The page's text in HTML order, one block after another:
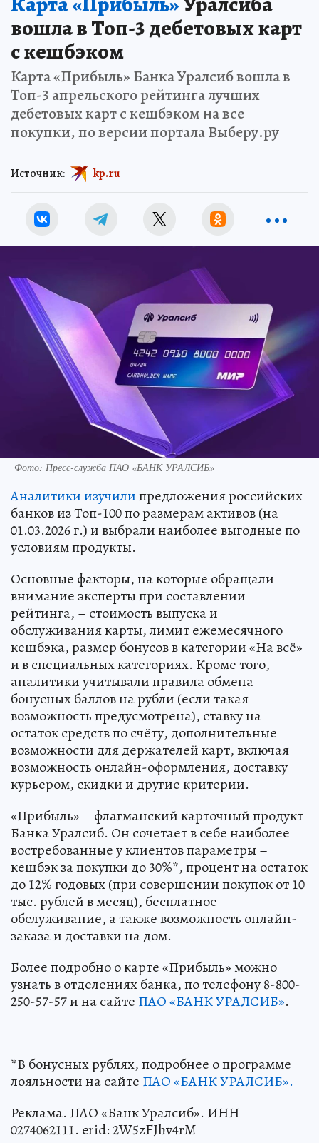
вошла в Топ-3 дебетовых карт
с кешбэком
Карта «Прибыль» Банка Уралсиб вошла в
Топ-3 апрельского рейтинга лучших
дебетовых карт с кешбэком на все
покупки, по версии портала Выберу.ру
Источник: kp.ru
Фото: Пресс-служба ПАО «БАНК УРАЛСИБ»
Аналитики изучилипредложения российских
банков из Топ-100 по размерам активов (на
01.03.2026 г.) и выбрали наиболее выгодные по
условиям продукты.
Основные факторы, на которые обращали
внимание эксперты при составлении
рейтинга, – стоимость выпуска и
обслуживания карты, лимит ежемесячного
кешбэка, размер бонусов в категории «На всё»
и в специальных категориях. Кроме того,
аналитики учитывали правила обмена
бонусных баллов на рубли (если такая
возможность предусмотрена), ставку на
остаток средств по счёту, дополнительные
возможности для держателей карт, включая
возможность онлайн-оформления, доставку
курьером, скидки и другие критерии.
«Прибыль» – флагманский карточный продукт
Банка Уралсиб. Он сочетает в себе наиболее
востребованные у клиентов параметры –
кешбэк за покупки до 30%*, процент на остаток
до 12% годовых (при совершении покупок от 10
тыс. рублей в месяц), бесплатное
обслуживание, а также возможность онлайн-
заказа и доставки на дом.
Более подробно о карте «Прибыль» можно
узнать в отделениях банка, по телефону 8-800-
250-57-57 и на сайте ПАО «БАНК УРАЛСИБ».
*В бонусных рублях, подробнее о программе
лояльности на сайте ПАО «БАНК УРАЛСИБ».
Реклама. ПАО «Банк Уралсиб». ИНН
0274062111. erid: 2W5zFJhv4rM